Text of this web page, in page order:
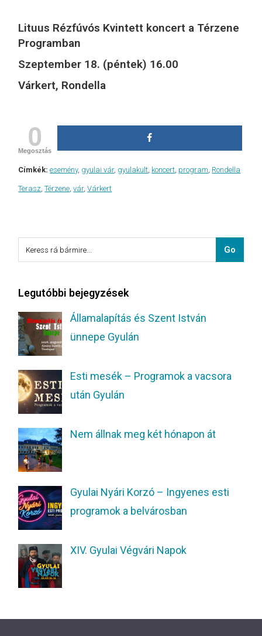
Lituus Rézfúvós Kvintett koncert a Térzene
Programban
Szeptember 18. (péntek) 16.00
Várkert, Rondella
0
Megosztás
Címkék: esemény, gyulai vár, gyulakult koncert program Rondella
Terasz ,Térzene ,vár,Várkert
Legutóbbi bejegyzések
Államalapítás és Szent István
ünnepe Gyulán
Esti mesék – Programok a vacsora
után Gyulán
Nem állnak meg két hónapon át
Gyulai Nyári Korzó – Ingyenes esti
programok a belvárosban
XIV. Gyulai Végvári Napok